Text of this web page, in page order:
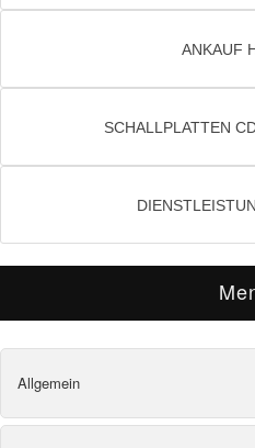
ANKAUF
SCHALLPLATTEN
Allgemein